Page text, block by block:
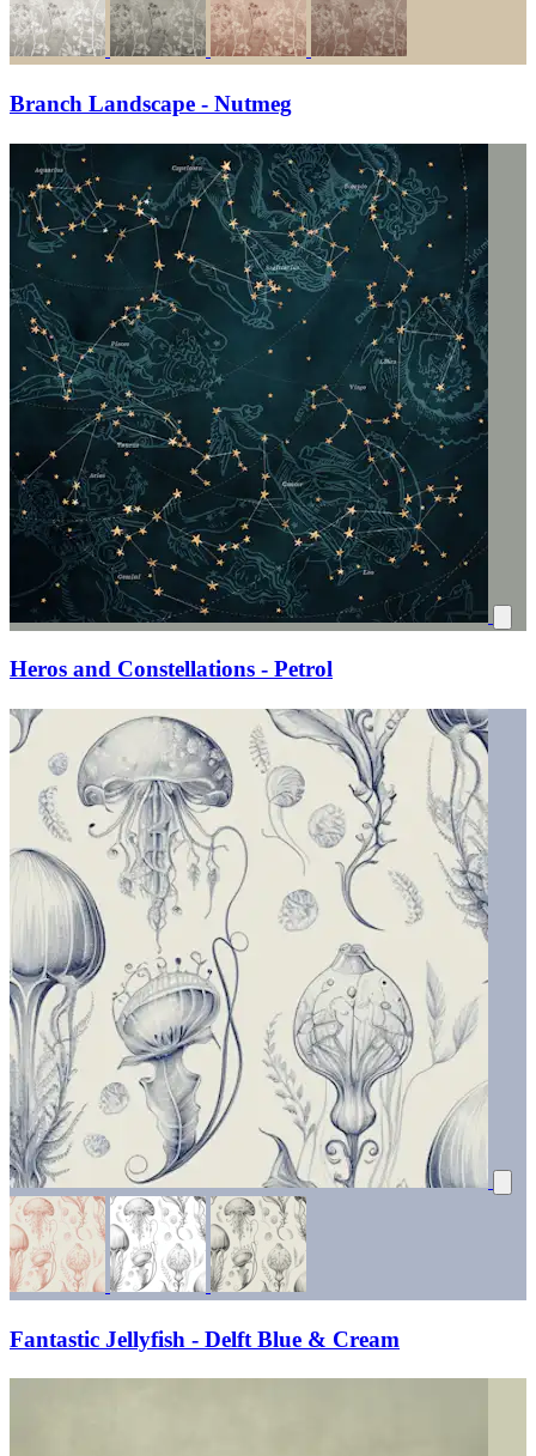
Branch Landscape - Nutmeg
Heros and Constellations - Petrol
Fantastic Jellyfish - Delft Blue & Cream